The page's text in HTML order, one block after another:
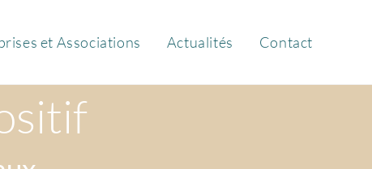
et Associations Actualités Contact